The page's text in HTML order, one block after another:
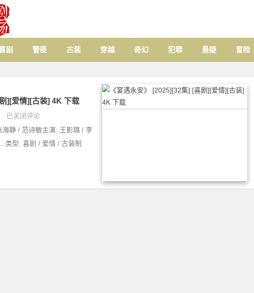
剧 警匪 古装 穿越 奇幻 犯罪 悬疑 冒险
][爱情][古装] 4K 下载
已关闭评论
静 / 范诗敏主演: 王影璐 / 李
类型: 喜剧 / 爱情 / 古装制